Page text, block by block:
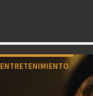
ENTRETENIMIENTO